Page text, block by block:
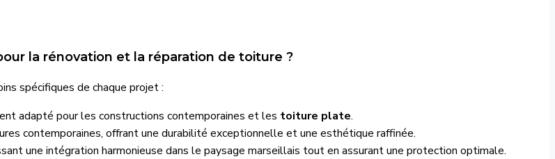
la rénovation et la réparation de toiture ?
spécifiques de chaque projet :
adapté pour les constructions contemporaines et les toiture plate.
contemporaines, offrant une durabilité exceptionnelle et une esthétique raffinée.
une intégration harmonieuse dans le paysage marseillais tout en assurant une protection optimale.